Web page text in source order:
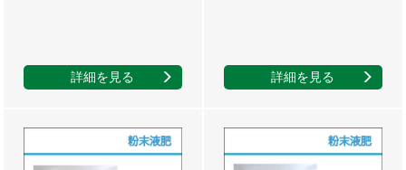
詳細を見る 詳細を見る